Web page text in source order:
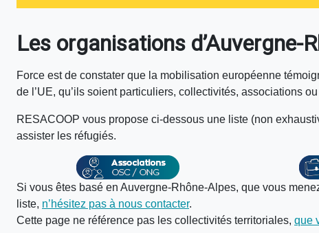
Les organisations d’Auvergne-
Force est de constater que la mobilisation européenne
de l’UE, qu’ils soient particuliers, collectivités, associations
RESACOOP vous propose ci-dessous une liste (non
assister les réfugiés.
Si vous êtes basé en Auvergne-Rhône-Alpes, que vous
liste, n’hésitez pas à nous contacter.
Cette page ne référence pas les collectivités territoriales, que